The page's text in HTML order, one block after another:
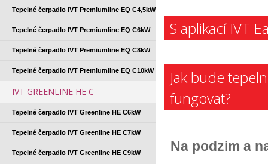
Tepelné čerpadlo IVT Premiumline EQ C4,5kW
Tepelné čerpadlo IVT Premiumline EQ C6kW
Tepelné čerpadlo IVT Premiumline EQ C8kW
Tepelné čerpadlo IVT Premiumline EQ C10kW
IVT GREENLINE HE C
Tepelné čerpadlo IVT Greenline HE C6kW
Tepelné čerpadlo IVT Greenline HE C7kW
Tepelné čerpadlo IVT Greenline HE C9kW
S aplikací IVT
Jak bude
fungovat?
Na podzim a